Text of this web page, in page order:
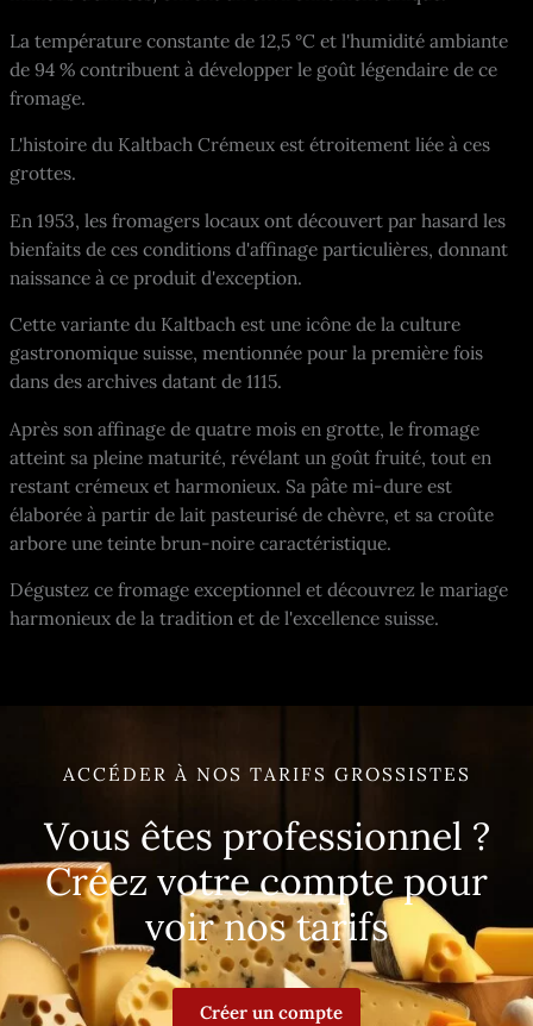
La température constante de 12,5 °C et l'humidité ambiante
de 94 % contribuent à développer le goût légendaire de ce
fromage.
L'histoire du Kaltbach Crémeux est étroitement liée à ces
grottes.
En 1953, les fromagers locaux ont découvert par hasard les
bienfaits de ces conditions d'affinage particulières, donnant
naissance à ce produit d'exception.
Cette variante du Kaltbach est une icône de la culture
gastronomique suisse, mentionnée pour la première fois
dans des archives datant de 1115.
Après son affinage de quatre mois en grotte, le fromage
atteint sa pleine maturité, révélant un goût fruité, tout en
restant crémeux et harmonieux. Sa pâte mi-dure est
élaborée à partir de lait pasteurisé de chèvre, et sa croûte
arbore une teinte brun-noire caractéristique.
Dégustez ce fromage exceptionnel et découvrez le mariage
harmonieux de la tradition et de l'excellence suisse.
ACCÉDER À NOS TARIFS GROSSISTES
Vous êtes professionnel ?
Créez votre compte pour
voir nos tarifs
Créer un compte